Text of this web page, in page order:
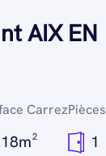
AIX EN
Carrez
18m²
Pièces
1